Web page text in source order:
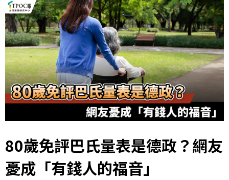
80歲免評巴氏量表是德政？網友
憂成「有錢人的福音」